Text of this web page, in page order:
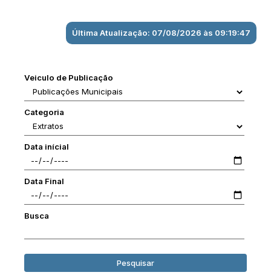
Última Atualização: 07/08/2026 às 09:19:47
Veiculo de Publicação
Categoria
Data inícial
Data Final
Busca
Pesquisar